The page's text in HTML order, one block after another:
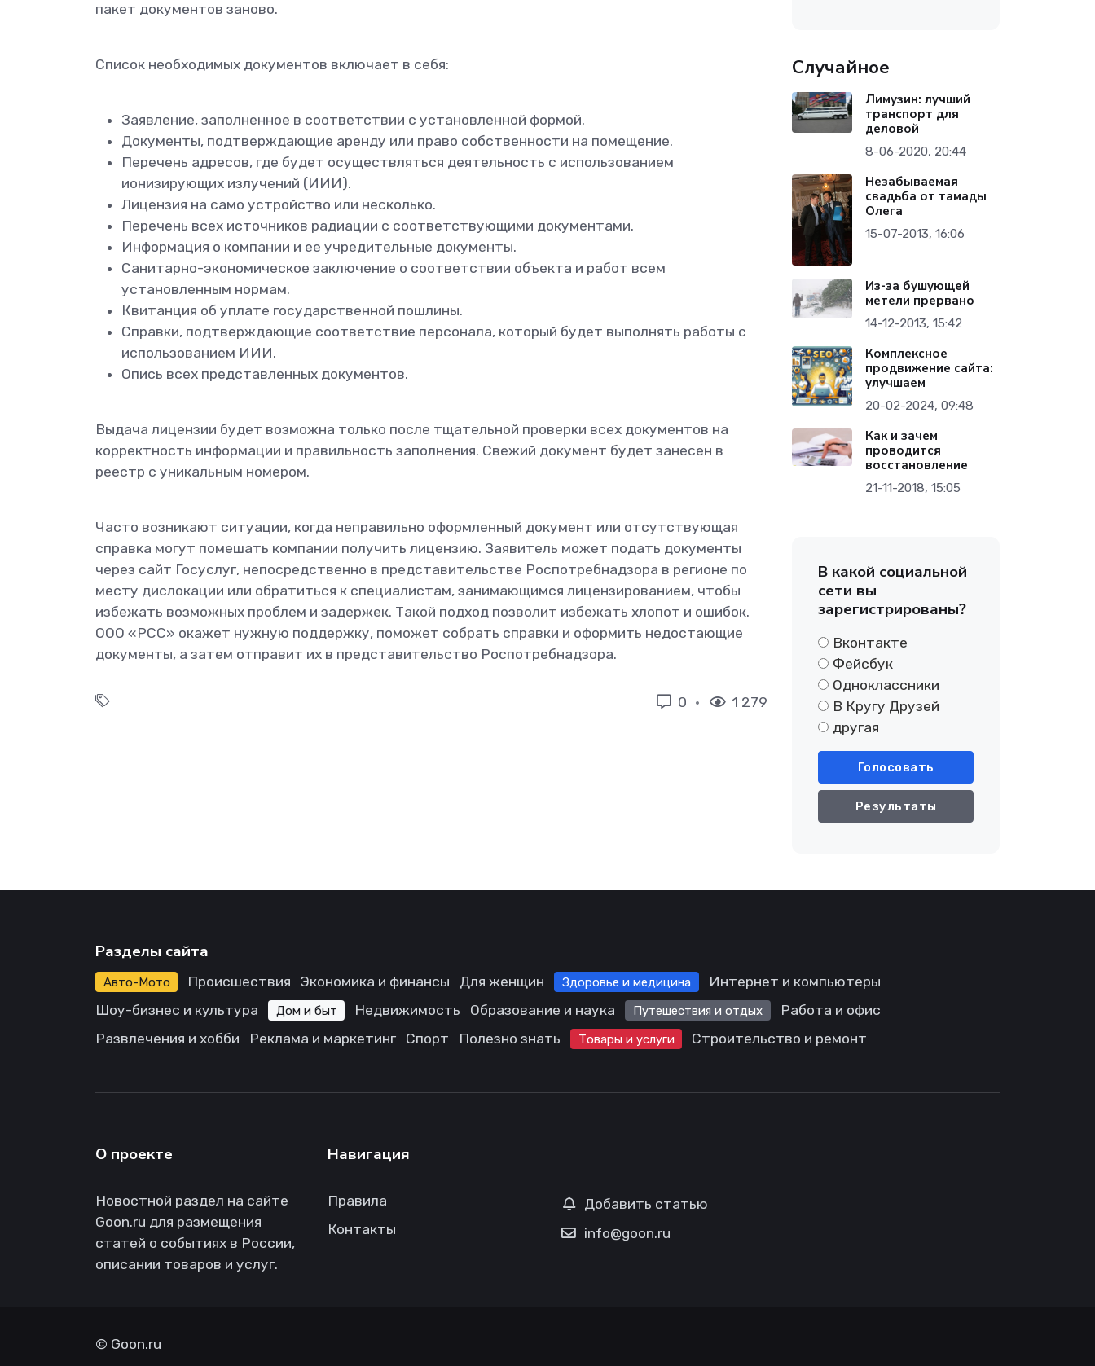
пакет документов заново.
Список необходимых документов включает в себя:
Заявление, заполненное в соответствии с установленной формой.
Документы, подтверждающие аренду или право собственности на помещение.
Перечень адресов, где будет осуществляться деятельность с использованием
ионизирующих излучений (ИИИ).
Лицензия на само устройство или несколько.
Перечень всех источников радиации с соответствующими документами.
Информация о компании и ее учредительные документы.
Санитарно-экономическое заключение о соответствии объекта и работ всем
установленным нормам.
Квитанция об уплате государственной пошлины.
Справки, подтверждающие соответствие персонала, который будет выполнять работы с
использованием ИИИ.
Опись всех представленных документов.
Выдача лицензии будет возможна только после тщательной проверки всех документов на
корректность информации и правильность заполнения. Свежий документ будет занесен в
реестр с уникальным номером.
Часто возникают ситуации, когда неправильно оформленный документ или отсутствующая
справка могут помешать компании получить лицензию. Заявитель может подать документы
через сайт Госуслуг, непосредственно в представительстве Роспотребнадзора в регионе по
месту дислокации или обратиться к специалистам, занимающимся лицензированием, чтобы
избежать возможных проблем и задержек. Такой подход позволит избежать хлопот и ошибок.
ООО «РСС» окажет нужную поддержку, поможет собрать справки и оформить недостающие
документы, а затем отправит их в представительство Роспотребнадзора.
0 1 279
Случайное
Лимузин: лучший
транспорт для
деловой
8-06-2020, 20:44
Незабываемая
свадьба от тамады
Олега
15-07-2013, 16:06
Из-за бушующей
метели прервано
14-12-2013, 15:42
Комплексное
продвижение сайта:
улучшаем
20-02-2024, 09:48
Как и зачем
проводится
восстановление
21-11-2018, 15:05
В какой социальной
сети вы
зарегистрированы?
Вконтакте
Фейсбук
Одноклассники
В Кругу Друзей
другая
Голосовать
Результаты
Разделы сайта
Авто-Мото Происшествия Экономика и финансы Для женщин Здоровье и медицина
Интернет и компьютеры
Шоу-бизнес и культура
Дом и быт Недвижимость Образование и наука Путешествия и отдых
Работа и офис
Развлечения и хобби
Реклама и маркетинг Спорт Полезно знать Товары и услуги Строительство и ремонт
О проекте
Новостной раздел на сайте
Goon.ru для размещения
статей о событиях в России,
описании товаров и услуг.
Навигация
Правила
Контакты
Добавить статью
info@goon.ru
© Goon.ru